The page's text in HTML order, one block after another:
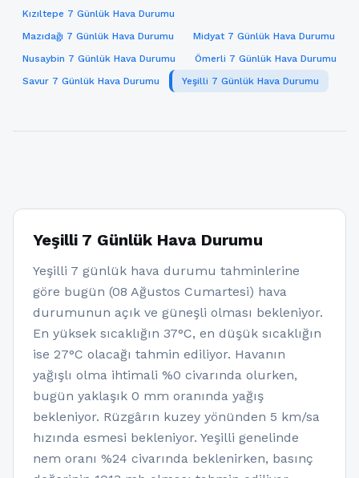
Kızıltepe 7 Günlük Hava Durumu
Mazıdağı 7 Günlük Hava Durumu
Midyat 7 Günlük Hava Durumu
Nusaybin 7 Günlük Hava Durumu
Ömerli 7 Günlük Hava Durumu
Savur 7 Günlük Hava Durumu
Yeşilli 7 Günlük Hava Durumu
Yeşilli 7 Günlük Hava Durumu
Yeşilli 7 günlük hava durumu tahminlerine
göre bugün (08 Ağustos Cumartesi) hava
durumunun açık ve güneşli olması bekleniyor.
En yüksek sıcaklığın 37°C, en düşük sıcaklığın
ise 27°C olacağı tahmin ediliyor. Havanın
yağışlı olma ihtimali %0 civarında olurken,
bugün yaklaşık 0 mm oranında yağış
bekleniyor. Rüzgârın kuzey yönünden 5 km/sa
hızında esmesi bekleniyor. Yeşilli genelinde
nem oranı %24 civarında beklenirken, basınç